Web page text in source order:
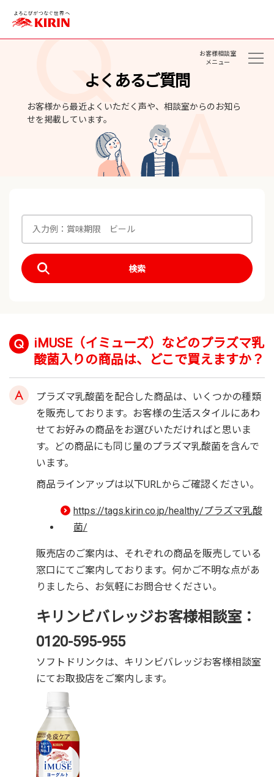
よくあるご質問
お客様から最近よくいただく声や、相談室からのお知ら
せを掲載しています。
お客様相談室
メニュー
検索
iMUSE（イミューズ）などのプラズマ乳
酸菌入りの商品は、どこで買えますか？
プラズマ乳酸菌を配合した商品は、いくつかの種類
を販売しております。お客様の生活スタイルにあわ
せてお好みの商品をお選びいただければと思いま
す。どの商品にも同じ量のプラズマ乳酸菌を含んで
います。
商品ラインアップは以下URLからご確認ください。
https://tags.kirin.co.jp/healthy/プラズマ乳酸
菌/
販売店のご案内は、それぞれの商品を販売している
窓口にてご案内しております。何かご不明な点があ
りましたら、お気軽にお問合せください。
キリンビバレッジお客様相談室：
0120-595-955
ソフトドリンクは、キリンビバレッジお客様相談室
にてお取扱店をご案内します。